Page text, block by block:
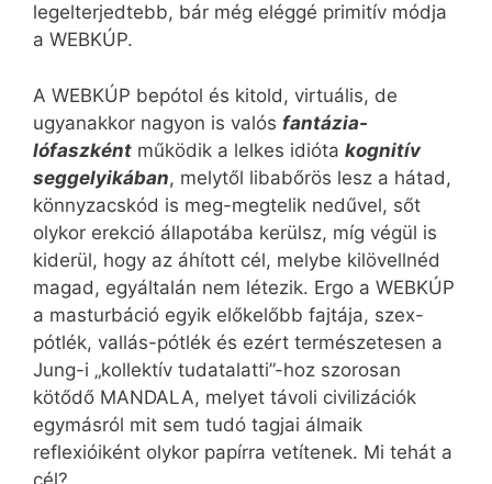
legelterjedtebb, bár még eléggé primitív módja
a WEBKÚP.
A WEBKÚP bepótol és kitold, virtuális, de
ugyanakkor nagyon is valós fantázia-
lófaszként működik a lelkes idióta kognitív
seggelyikában, melytől libabőrös lesz a hátad,
könnyzacskód is meg-megtelik nedűvel, sőt
olykor erekció állapotába kerülsz, míg végül is
kiderül, hogy az áhított cél, melybe kilövellnéd
magad, egyáltalán nem létezik. Ergo a WEBKÚP
a masturbáció egyik előkelőbb fajtája, szex-
pótlék, vallás-pótlék és ezért természetesen a
Jung-i „kollektív tudatalatti”-hoz szorosan
kötődő MANDALA, melyet távoli civilizációk
egymásról mit sem tudó tagjai álmaik
reflexióiként olykor papírra vetítenek. Mi tehát a
cél?